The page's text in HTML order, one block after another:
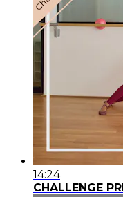
14:24
CHALLENGE